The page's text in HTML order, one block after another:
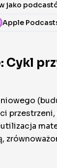
jako
Apple
przestrzeni,